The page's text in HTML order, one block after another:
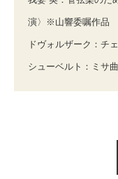
演〉※山響委嘱作品
ドヴォルザーク：チ
シューベルト：ミサ